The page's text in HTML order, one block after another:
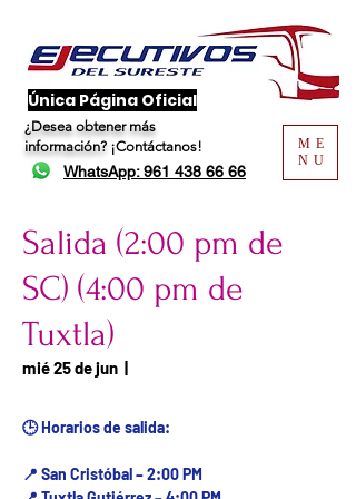
​Única Página Oficial
¿Desea obtener más
información? ¡Contáctanos!
WhatsApp: 961 438 66 66
ME
NU
Salida (2:00 pm de
SC) (4:00 pm de
Tuxtla)
mié 25 de jun
  |
🕒 Horarios de salida:
📍 San Cristóbal – 2:00 PM